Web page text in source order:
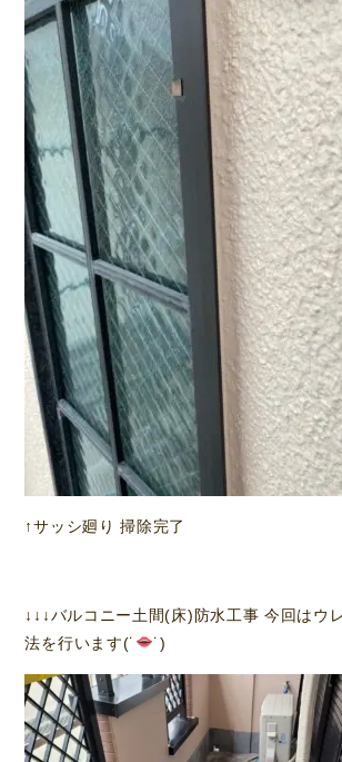
↑サッシ廻り 掃除完了
↓↓↓バルコニー土間(床)防水工事 今回はウ
法を行います(˙
˙)